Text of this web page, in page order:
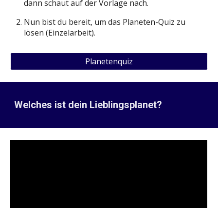
dann schaut auf der Vorlage nach.
Nun bist du bereit, um das Planeten-Quiz zu
lösen (Einzelarbeit).
Planetenquiz
Welches ist dein Lieblingsplanet?